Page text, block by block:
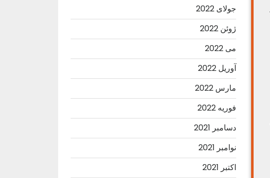
جولای 2022
ژوئن 2022
می 2022
آوریل 2022
مارس 2022
فوریه 2022
دسامبر 2021
نوامبر 2021
اکتبر 2021